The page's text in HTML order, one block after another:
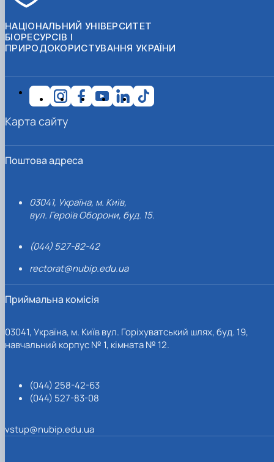
НАЦІОНАЛЬНИЙ УНІВЕРСИТЕТ
БІОРЕСУРСІВ І
ПРИРОДОКОРИСТУВАННЯ УКРАЇНИ
Поштова адреса
03041, Україна, м. Київ,
вул. Героїв Оборони, буд. 15.
(044) 527-82-42
rectorat@nubip.edu.ua
Приймальна комісія
03041, Україна, м. Київ вул. Горіхуватський шлях, буд. 19,
навчальний корпус № 1, кімната № 12.
(044) 258-42-63
(044) 527-83-08
vstup@nubip.edu.ua
Карта сайту